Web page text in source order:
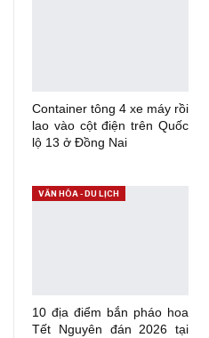
Container tông 4 xe máy rồi
lao vào cột điện trên Quốc
lộ 13 ở Đồng Nai
VĂN HÓA - DU LỊCH
10 địa điểm bắn pháo hoa
Tết Nguyên đán 2026 tại